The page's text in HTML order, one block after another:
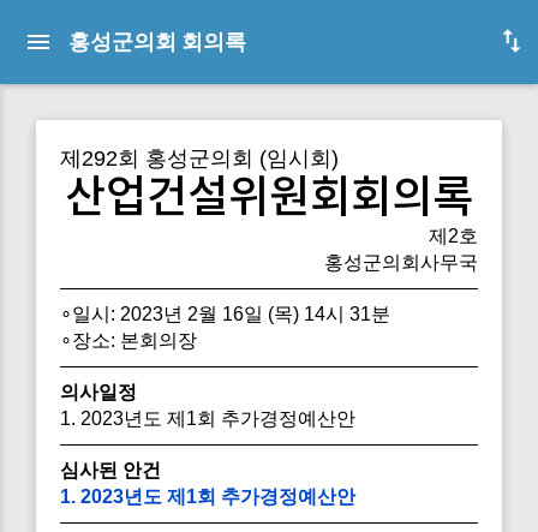
홍성군의회 회의록
제292회 홍성군의회 (임시회)
산업건설위원회회의록
제2호
홍성군의회사무국
∘일시: 2023년 2월 16일 (목) 14시 31분
∘장소: 본회의장
의사일정
1. 2023년도 제1회 추가경정예산안
심사된 안건
1. 2023년도 제1회 추가경정예산안